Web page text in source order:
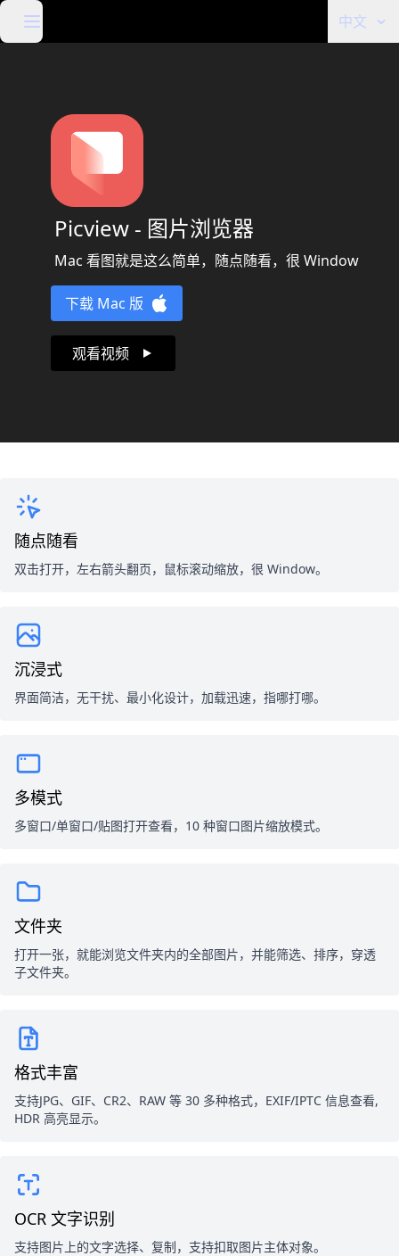
中文
Picview - 图片浏览器
Mac 看图就是这么简单，随点随看，很 Window
下载 Mac 版
观看视频
随点随看
双击打开，左右箭头翻页，鼠标滚动缩放，很 Window。
沉浸式
界面简洁，无干扰、最小化设计，加载迅速，指哪打哪。
多模式
多窗口/单窗口/贴图打开查看，10 种窗口图片缩放模式。
文件夹
打开一张，就能浏览文件夹内的全部图片，并能筛选、排序，穿透
子文件夹。
格式丰富
支持JPG、GIF、CR2、RAW 等 30 多种格式，EXIF/IPTC 信息查看,
HDR 高亮显示。
OCR 文字识别
支持图片上的文字选择、复制，支持扣取图片主体对象。